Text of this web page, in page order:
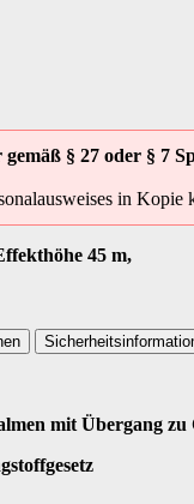
§ 27 oder § 7
in
45 m,
mit Übergang